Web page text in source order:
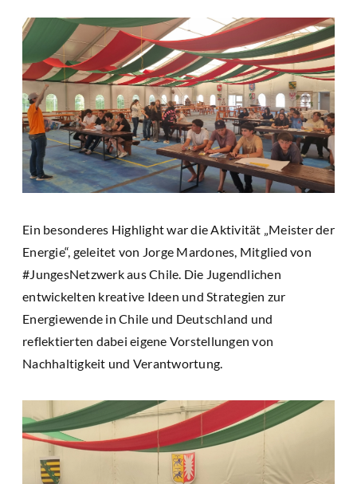
Ein besonderes Highlight war die Aktivität „Meister der
Energie“, geleitet von Jorge Mardones, Mitglied von
#JungesNetzwerk aus Chile. Die Jugendlichen
entwickelten kreative Ideen und Strategien zur
Energiewende in Chile und Deutschland und
reflektierten dabei eigene Vorstellungen von
Nachhaltigkeit und Verantwortung.